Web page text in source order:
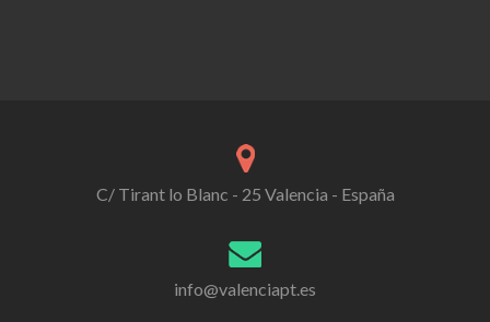
C/ Tirant lo Blanc - 25 Valencia - España
info@valenciapt.es